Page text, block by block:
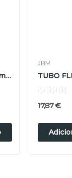
TUBO FLÉX ESCAPE 50mm D X 250mm L
JBM
17,87 €